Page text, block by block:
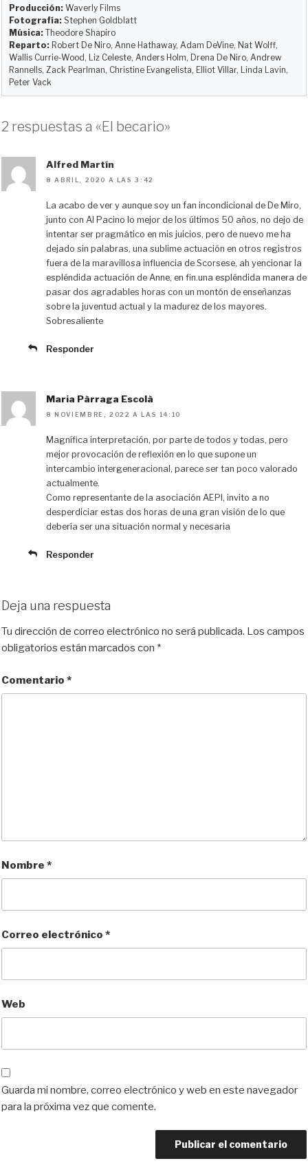
n
k
Producción: Waverly Films
Fotografía: Stephen Goldblatt
Música: Theodore Shapiro
Reparto: Robert De Niro, Anne Hathaway, Adam DeVine, Nat Wolff,
Wallis Currie-Wood, Liz Celeste, Anders Holm, Drena De Niro, Andrew
Rannells, Zack Pearlman, Christine Evangelista, Elliot Villar, Linda Lavin,
Peter Vack
2 respuestas a «El becario»
Alfred Martín
8 ABRIL, 2020 A LAS 3:42
La acabo de ver y aunque soy un fan incondicional de De Miro,
junto con Al Pacino lo mejor de los últimos 50 años, no dejo de
intentar ser pragmático en mis juicios, pero de nuevo me ha
dejado sin palabras, una sublime actuación en otros registros
fuera de la maravillosa influencia de Scorsese, ah yencionar la
espléndida actuación de Anne, en fin.una espléndida manera de
pasar dos agradables horas con un montón de enseñanzas
sobre la juventud actual y la madurez de los mayores.
Sobresaliente
Responder
Maria Pàrraga Escolà
8 NOVIEMBRE, 2022 A LAS 14:10
Magnífica interpretación, por parte de todos y todas, pero
mejor provocación de reflexión en lo que supone un
intercambio intergeneracional, parece ser tan poco valorado
actualmente.
Como representante de la asociación AEPI, invito a no
desperdiciar estas dos horas de una gran visión de lo que
debería ser una situación normal y necesaria
Responder
Deja una respuesta
Tu dirección de correo electrónico no será publicada. Los campos
obligatorios están marcados con *
Comentario *
Nombre *
Correo electrónico *
Web
Guarda mi nombre, correo electrónico y web en este navegador
para la próxima vez que comente.